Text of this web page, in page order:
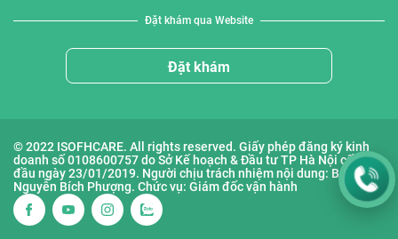
Đặt khám qua Website
Đặt khám
© 2022 ISOFHCARE. All rights reserved. Giấy phép đăng ký kinh
doanh số 0108600757 do Sở Kế hoạch & Đầu tư TP Hà Nội cấp lần
đầu ngày 23/01/2019. Người chịu trách nhiệm nội dung: Bà
Nguyễn Bích Phượng. Chức vụ: Giám đốc vận hành